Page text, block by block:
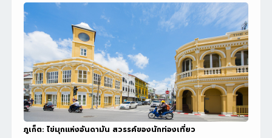
ภูเก็ต: ไข่มุกแห่งอันดามัน สวรรค์ของนักท่องเที่ยว